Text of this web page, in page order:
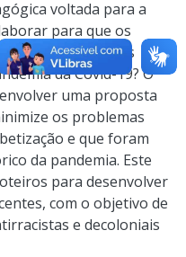
voltada para a
para que os
sejam menos
da Covid-19? O
uma proposta
os problemas
e que foram
da pandemia. Este
para desenvolver
com o objetivo de
e decoloniais